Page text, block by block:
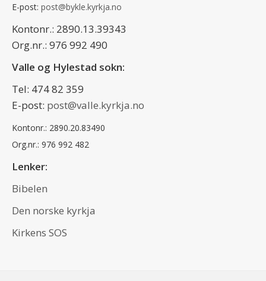
E-post: post@bykle.kyrkja.no
Kontonr.: 2890.13.39343
Org.nr.: 976 992 490
Valle og Hylestad sokn:
Tel: 474 82 359
E-post: post@valle.kyrkja.no
Kontonr.: 2890.20.83490
Org.nr.: 976 992 482
Lenker:
Bibelen
Den norske kyrkja
Kirkens SOS